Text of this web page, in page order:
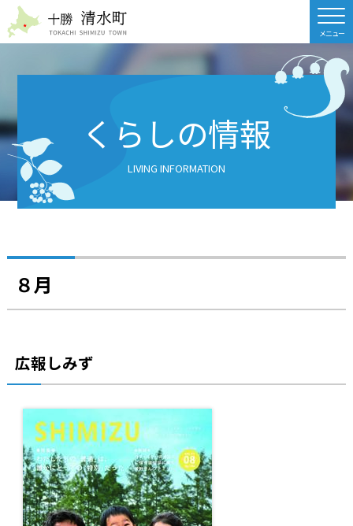
くらしの情報
LIVING INFORMATION
８月
広報しみず